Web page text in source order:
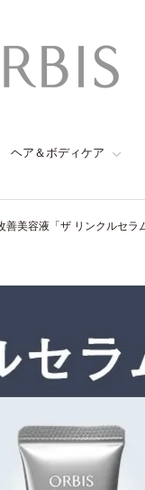
ヘア＆ボディケア
善美容液「ザ リンクルセラ